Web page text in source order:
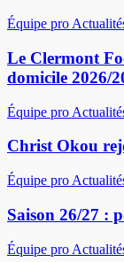
Équipe pro
Le Clermont
domicile 2026/
Équipe pro
Christ Okou
Équipe pro
Saison 26/27 :
Équipe pro